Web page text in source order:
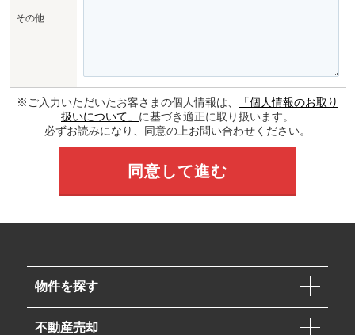
その他
※ご入力いただいたお客さまの個人情報は、
「個人情報のお取り
扱いについて」 に基づき適正に取り扱います。
必ずお読みになり、同意の上お問い合わせください。
物件を探す
不動産売却